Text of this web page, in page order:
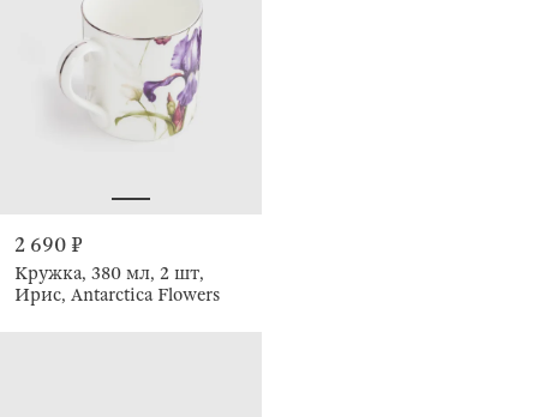
2 690 ₽
Кружка, 380 мл, 2 шт,
Ирис, Antarctica Flowers